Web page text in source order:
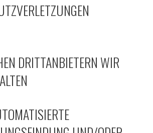
A
DRITTANBIETERN WIR